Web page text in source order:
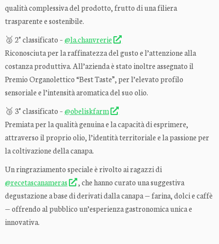
qualità complessiva del prodotto, frutto di una filiera
trasparente e sostenibile.
🥈 2° classificato –@la.chanvrerie
Riconosciuta per la raffinatezza del gusto e l’attenzione alla
costanza produttiva. All’azienda è stato inoltre assegnato il
Premio Organolettico “Best Taste”, per l’elevato profilo
sensoriale e l’intensità aromatica del suo olio.
🥉 3° classificato –@obeliskfarm
Premiata per la qualità genuina e la capacità di esprimere,
attraverso il proprio olio, l’identità territoriale e la passione per
la coltivazione della canapa.
Un ringraziamento speciale è rivolto ai ragazzi di
@recetascanameras
, che hanno curato una suggestiva
degustazione a base di derivati dalla canapa — farina, dolci e caffè
— offrendo al pubblico un’esperienza gastronomica unica e
innovativa.